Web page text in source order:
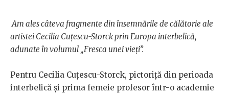
Am ales câteva fragmente din însemnările de călătorie ale
artistei Cecilia Cuțescu-Storck prin Europa interbelică,
adunate în volumul „Fresca unei vieți”.
Pentru Cecilia Cuțescu-Storck, pictoriță din perioada
interbelică și prima femeie profesor într-o academie